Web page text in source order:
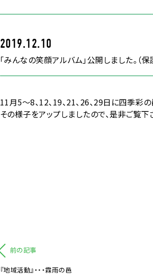
2019.12.10
「みんなの笑顔アルバム」公開しました。（保
11月5～8、12、19、21、26、29日に四季彩
その様子をアップしましたので、是非ご覧下
前の記事
『地域活動』・・・霖雨の邑